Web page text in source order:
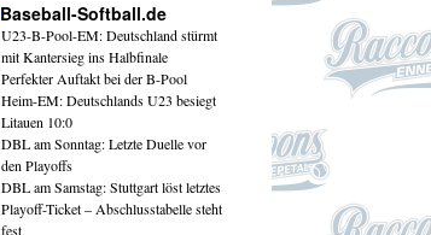
Baseball-Softball.de
U23-B-Pool-EM: Deutschland stürmt
mit Kantersieg ins Halbfinale
Perfekter Auftakt bei der B-Pool
Heim-EM: Deutschlands U23 besiegt
Litauen 10:0
DBL am Sonntag: Letzte Duelle vor
den Playoffs
DBL am Samstag: Stuttgart löst letztes
Playoff-Ticket – Abschlusstabelle steht
fest